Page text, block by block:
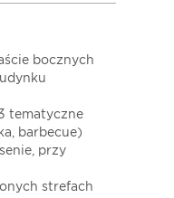
bocznych
tematyczne
barbecue)
przy
strefach